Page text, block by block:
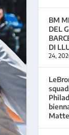
BM
DEL
DI
24,